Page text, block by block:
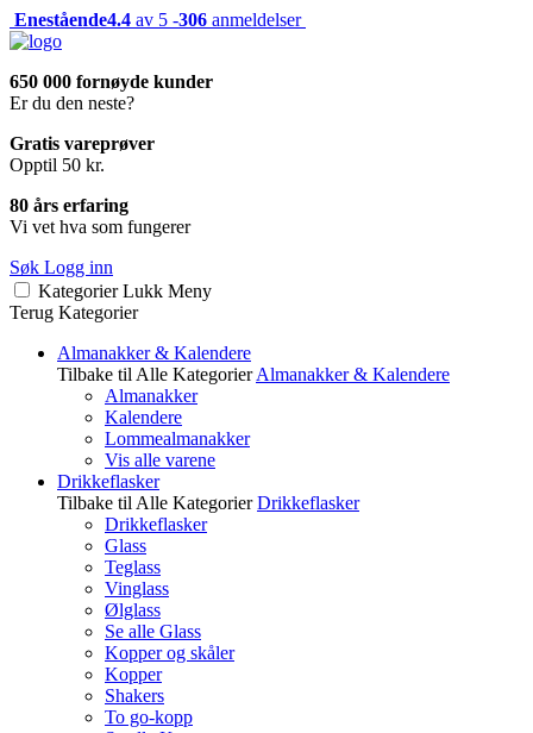
Enestående4.4 av 5 -306 anmeldelser
650 000 fornøyde kunder
Er du den neste?
Gratis vareprøver
Opptil 50 kr.
80 års erfaring
Vi vet hva som fungerer
Søk Logg inn
Kategorier Lukk Meny
Terug Kategorier
Almanakker & Kalendere
Tilbake til Alle Kategorier Almanakker & Kalendere
Almanakker
Kalendere
Lommealmanakker
Vis alle varene
Drikkeflasker
Tilbake til Alle Kategorier Drikkeflasker
Drikkeflasker
Glass
Teglass
Vinglass
Ølglass
Se alle Glass
Kopper og skåler
Kopper
Shakers
To go-kopp